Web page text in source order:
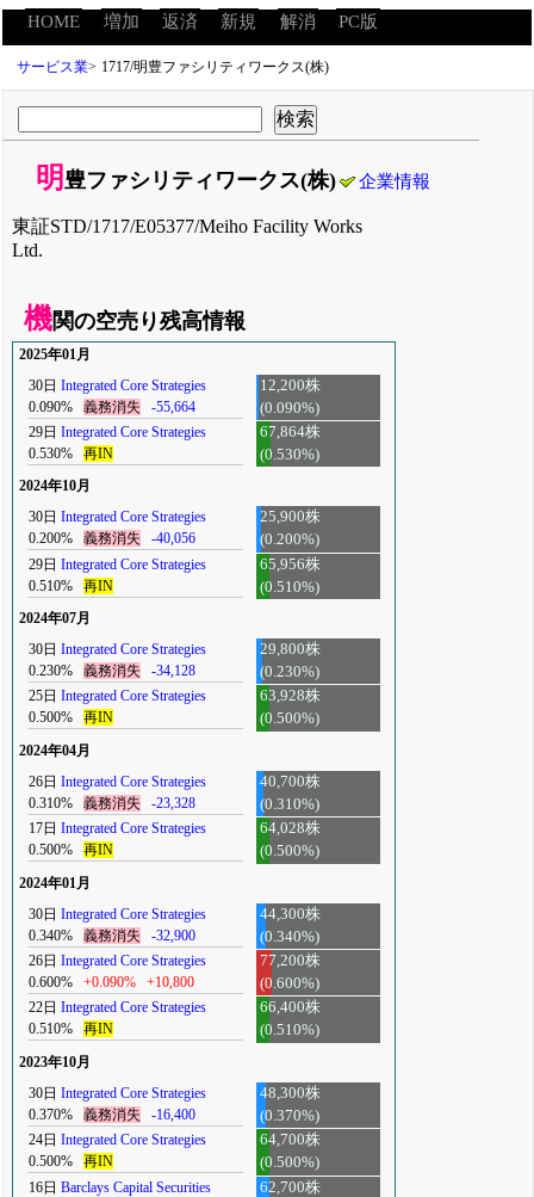
HOME 増加 返済 新規 解消 PC版
サービス業> 1717/明豊ファシリティワークス(株)
明豊ファシリティワークス(株) 企業情報
東証STD/1717/E05377/Meiho Facility Works
Ltd.
機関の空売り残高情報
2025年01月
30日 Integrated Core Strategies
0.090%
義務消失 -55,664
12,200株
(0.090%)
29日 Integrated Core Strategies
0.530%
再IN
67,864株
(0.530%)
2024年10月
30日 Integrated Core Strategies
0.200%
義務消失 -40,056
25,900株
(0.200%)
29日 Integrated Core Strategies
0.510%
再IN
65,956株
(0.510%)
2024年07月
30日 Integrated Core Strategies
0.230%
義務消失 -34,128
29,800株
(0.230%)
25日 Integrated Core Strategies
0.500%
再IN
63,928株
(0.500%)
2024年04月
26日 Integrated Core Strategies
0.310%
義務消失 -23,328
40,700株
(0.310%)
17日 Integrated Core Strategies
0.500%
再IN
64,028株
(0.500%)
2024年01月
30日 Integrated Core Strategies
0.340%
義務消失 -32,900
44,300株
(0.340%)
26日 Integrated Core Strategies
0.600%
+0.090% +10,800
77,200株
(0.600%)
22日 Integrated Core Strategies
0.510%
再IN
66,400株
(0.510%)
2023年10月
30日 Integrated Core Strategies
0.370%
義務消失 -16,400
48,300株
(0.370%)
24日 Integrated Core Strategies
0.500%
再IN
64,700株
(0.500%)
16日 Barclays Capital Securities
62,700株